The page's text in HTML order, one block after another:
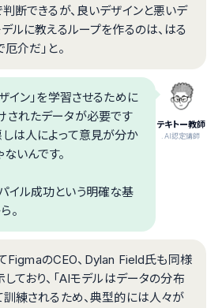
断できるが、良いデザインと悪いデ
ルに教えるループを作るのは、はる
介だ」と。
テキトー教師
.AI認定講師
イン」を学習させるために
されたデータが必要です
しは人によって意見が分か
いんです。
イル成功という明確な基
。
FigmaのCEO、Dylan Field氏も同様
ており、「AIモデルはデータの分布
訓練されるため、典型的には人々が